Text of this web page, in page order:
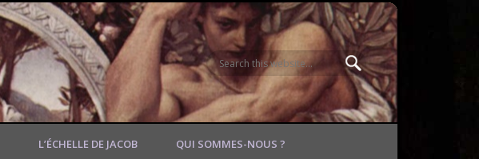
L’ÉCHELLE DE JACOB QUI SOMMES-NOUS ?